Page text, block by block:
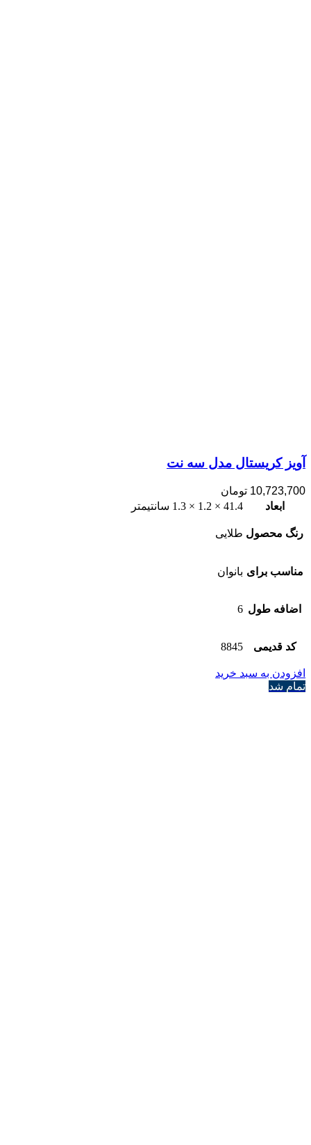
آویز کریستال مدل سه نت
10,723,700 تومان
ابعاد
41.4 × 1.2 × 1.3 سانتیمتر
رنگ محصول طلایی
مناسب برای بانوان
اضافه طول 6
کد قدیمی 8845
افزودن به سبد خرید
تمام شد